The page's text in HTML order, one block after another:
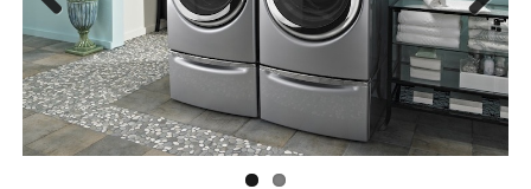
Previous Next